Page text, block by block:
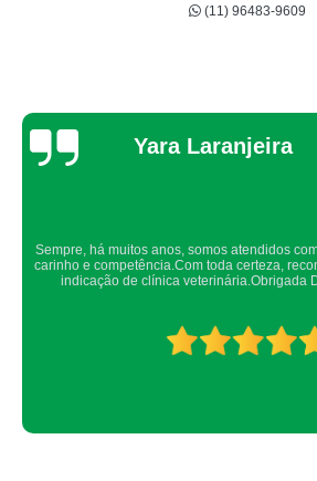
(11) 96483-9609
Thaynah Souza
Confio de olhos fechados os meus cachorros
os veterinários sempre são atenciosos e
possíveis.